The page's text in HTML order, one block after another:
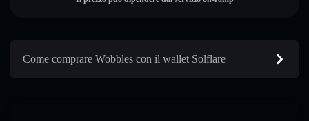
Come comprare Wobbles con il wallet Solflare